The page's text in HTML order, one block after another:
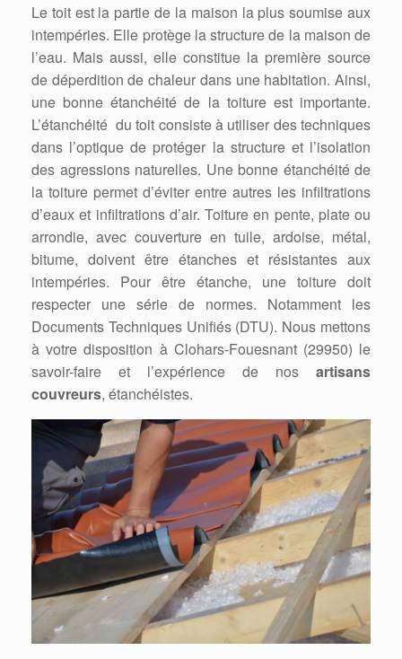
Le toit est la partie de la maison la plus soumise aux
intempéries. Elle protège la structure de la maison de
l’eau. Mais aussi, elle constitue la première source
de déperdition de chaleur dans une habitation. Ainsi,
une bonne étanchéité de la toiture est importante.
L’étanchéité du toit consiste à utiliser des techniques
dans l’optique de protéger la structure et l’isolation
des agressions naturelles. Une bonne étanchéité de
la toiture permet d’éviter entre autres les infiltrations
d’eaux et infiltrations d’air. Toiture en pente, plate ou
arrondie, avec couverture en tuile, ardoise, métal,
bitume, doivent être étanches et résistantes aux
intempéries. Pour être étanche, une toiture doit
respecter une série de normes. Notamment les
Documents Techniques Unifiés (DTU). Nous mettons
à votre disposition à Clohars-Fouesnant (29950) le
savoir-faire et l’expérience de nos artisans
couvreurs, étanchéistes.